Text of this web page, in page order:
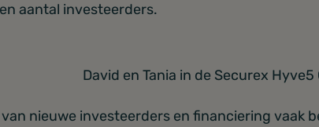
aantal investeerders.
David en Tania in de Securex
nieuwe investeerders en financiering vaak